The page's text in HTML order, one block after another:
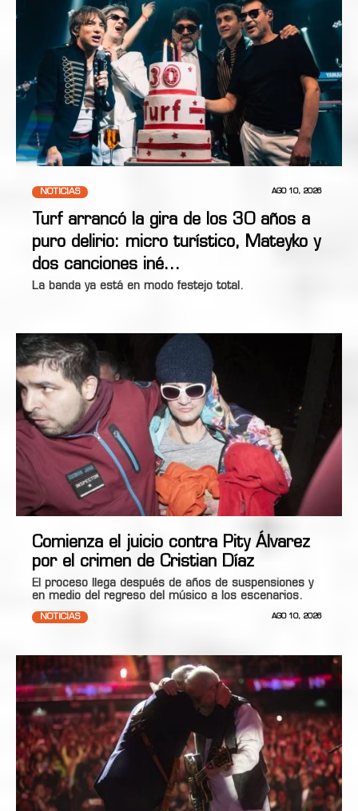
NOTICIAS AGO 10, 2026
Turf arrancó la gira de los 30 años a
puro delirio: micro turístico, Mateyko y
dos canciones iné…
La banda ya está en modo festejo total.
Comienza el juicio contra Pity Álvarez
por el crimen de Cristian Díaz
El proceso llega después de años de suspensiones y
en medio del regreso del músico a los escenarios.
NOTICIAS AGO 10, 2026